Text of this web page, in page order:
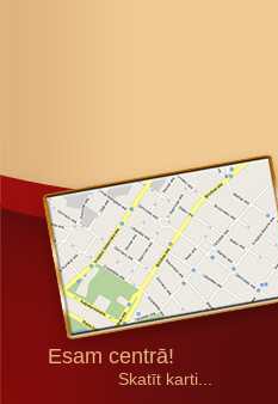
Esam centrā!
Skatīt karti...